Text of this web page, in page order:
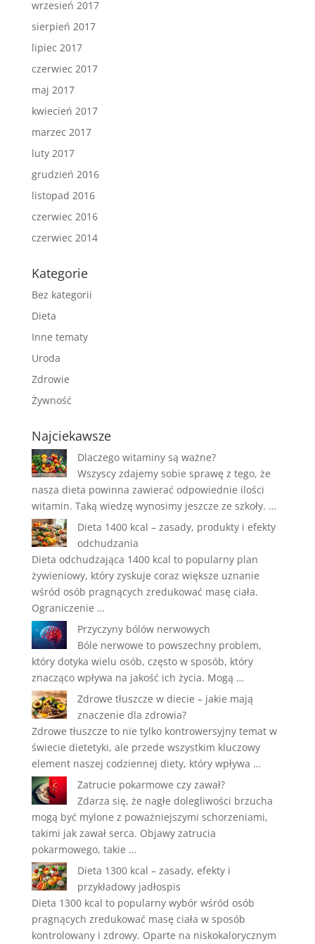
wrzesień 2017
sierpień 2017
lipiec 2017
czerwiec 2017
maj 2017
kwiecień 2017
marzec 2017
luty 2017
grudzień 2016
listopad 2016
czerwiec 2016
czerwiec 2014
Kategorie
Bez kategorii
Dieta
Inne tematy
Uroda
Zdrowie
Żywność
Najciekawsze
Dlaczego witaminy są ważne?
Wszyscy zdajemy sobie sprawę z tego, że
nasza dieta powinna zawierać odpowiednie ilości
witamin. Taką wiedzę wynosimy jeszcze ze szkoły. …
Dieta 1400 kcal – zasady, produkty i efekty
odchudzania
Dieta odchudzająca 1400 kcal to popularny plan
żywieniowy, który zyskuje coraz większe uznanie
wśród osób pragnących zredukować masę ciała.
Ograniczenie …
Przyczyny bólów nerwowych
Bóle nerwowe to powszechny problem,
który dotyka wielu osób, często w sposób, który
znacząco wpływa na jakość ich życia. Mogą …
Zdrowe tłuszcze w diecie – jakie mają
znaczenie dla zdrowia?
Zdrowe tłuszcze to nie tylko kontrowersyjny temat w
świecie dietetyki, ale przede wszystkim kluczowy
element naszej codziennej diety, który wpływa …
Zatrucie pokarmowe czy zawał?
Zdarza się, że nagłe dolegliwości brzucha
mogą być mylone z poważniejszymi schorzeniami,
takimi jak zawał serca. Objawy zatrucia
pokarmowego, takie …
Dieta 1300 kcal – zasady, efekty i
przykładowy jadłospis
Dieta 1300 kcal to popularny wybór wśród osób
pragnących zredukować masę ciała w sposób
kontrolowany i zdrowy. Oparte na niskokalorycznym